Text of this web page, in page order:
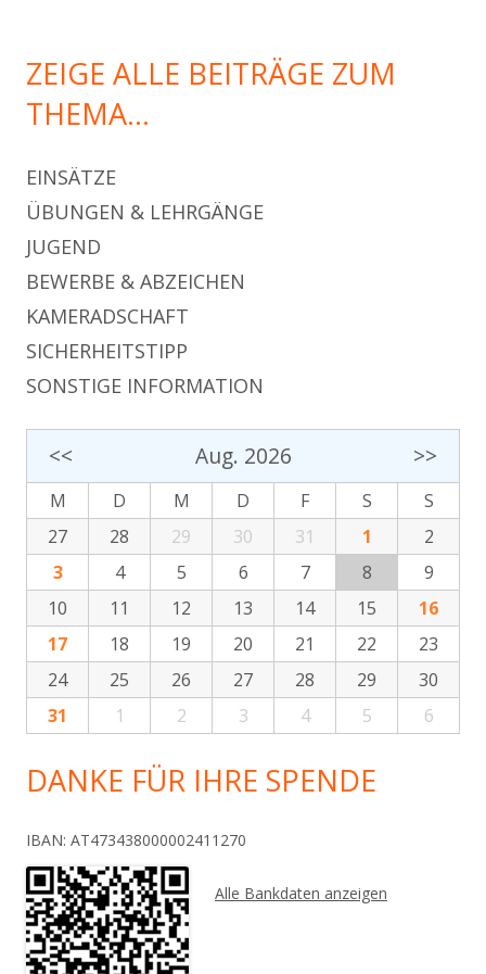
ZEIGE ALLE BEITRÄGE ZUM
THEMA…
EINSÄTZE
ÜBUNGEN & LEHRGÄNGE
JUGEND
BEWERBE & ABZEICHEN
KAMERADSCHAFT
SICHERHEITSTIPP
SONSTIGE INFORMATION
<< Aug. 2026 >>
M D M D F S
S
27
28 29 30 31 1
2
3
4 5 6 7 8
9
10
11 12 13 14 15
16
17
18 19 20 21 22
23
24
25 26 27 28 29
30
31
1 2 3 4 5 6
DANKE FÜR IHRE SPENDE
IBAN: AT473438000002411270
Alle Bankdaten anzeigen